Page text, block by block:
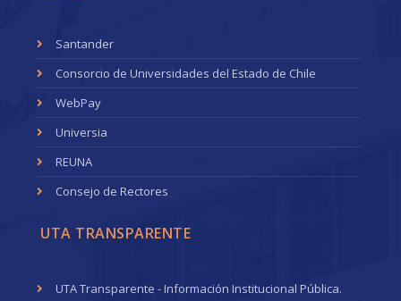
Santander
Consorcio de Universidades del Estado de Chile
WebPay
Universia
REUNA
Consejo de Rectores
UTA TRANSPARENTE
UTA Transparente - Información Institucional Pública.